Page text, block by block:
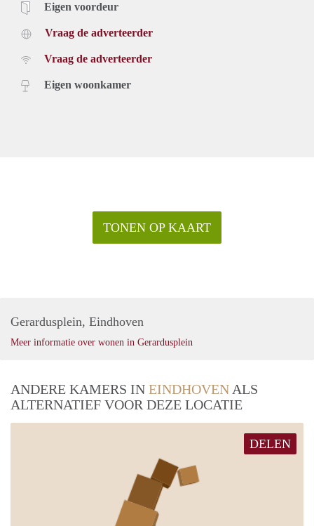
Eigen voordeur
Vraag de adverteerder
Vraag de adverteerder
Eigen woonkamer
TONEN OP KAART
Gerardusplein, Eindhoven
Meer informatie over wonen in Gerardusplein
ANDERE KAMERS IN EINDHOVEN ALS
ALTERNATIEF VOOR DEZE LOCATIE
DELEN